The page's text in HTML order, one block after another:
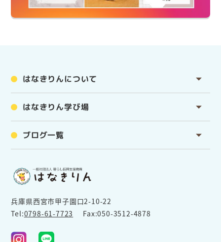
はなきりんについて
はなきりん学び場
ブログ一覧
兵庫県西宮市甲子園口2-10-22
Tel:0798-61-7723 Fax:050-3512-4878